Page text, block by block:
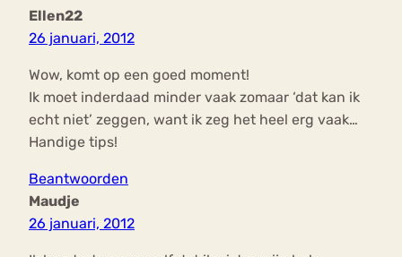
Ellen22
26 januari, 2012
Wow, komt op een goed moment!
Ik moet inderdaad minder vaak zomaar ‘dat kan ik
echt niet’ zeggen, want ik zeg het heel erg vaak…
Handige tips!
Beantwoorden
Maudje
26 januari, 2012